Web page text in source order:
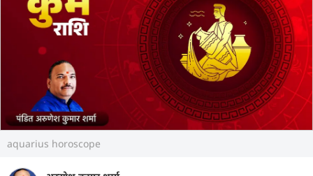
aquarius horoscope